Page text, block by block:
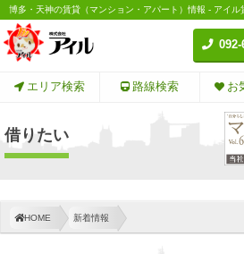
博多・天神の賃貸（マンション・アパート）情報 - アイル
092-
エリア検索 路線検索 お
借りたい
HOME 新着情報